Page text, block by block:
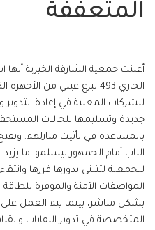
المتعففة
أعلنت جمعية الشارقة الخيرية أنها
الجاري 493 تبرع عيني من
للشركات المعنية في إعادة
جديدة وتسليمها للحالات
بالمساعدة في تأثيث منازلهم.
الباب أمام الجمهور ليسلموا ما
للجمعية لتتبنى بدورها فرزها
المواصفات الآمنة والموفرة
بشكل مباشر، بينما يتم العمل على
المتخصصة في تدوير النفايات